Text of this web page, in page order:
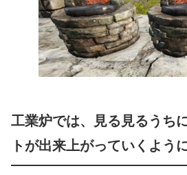
工業炉では、見る見るうち
トが出来上がっていくよう